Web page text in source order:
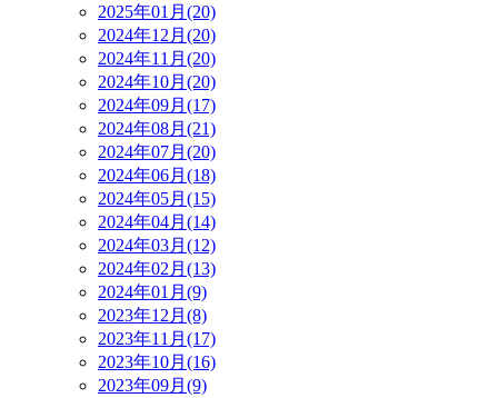
2025年01月(20)
2024年12月(20)
2024年11月(20)
2024年10月(20)
2024年09月(17)
2024年08月(21)
2024年07月(20)
2024年06月(18)
2024年05月(15)
2024年04月(14)
2024年03月(12)
2024年02月(13)
2024年01月(9)
2023年12月(8)
2023年11月(17)
2023年10月(16)
2023年09月(9)